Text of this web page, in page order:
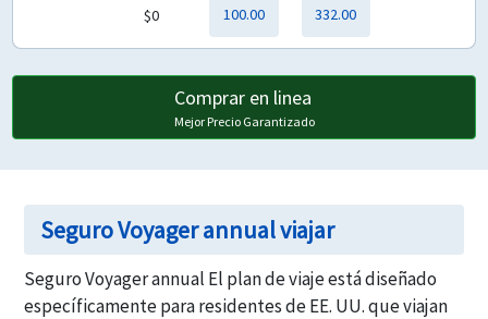
$0 100.00 332.00
Comprar en linea
Mejor Precio Garantizado
Seguro Voyager annual viajar
Seguro Voyager annual El plan de viaje está diseñado
específicamente para residentes de EE. UU. que viajan